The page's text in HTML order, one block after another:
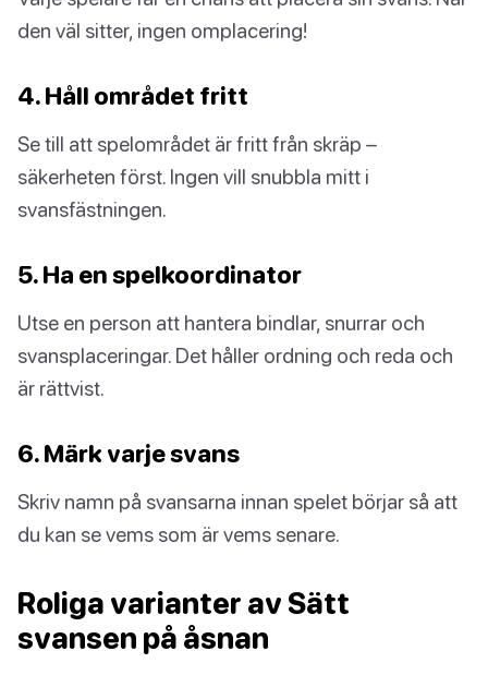
den väl sitter, ingen omplacering!
4. Håll området fritt
Se till att spelområdet är fritt från skräp –
säkerheten först. Ingen vill snubbla mitt i
svansfästningen.
5. Ha en spelkoordinator
Utse en person att hantera bindlar, snurrar och
svansplaceringar. Det håller ordning och reda och
är rättvist.
6. Märk varje svans
Skriv namn på svansarna innan spelet börjar så att
du kan se vems som är vems senare.
Roliga varianter av Sätt
svansen på åsnan